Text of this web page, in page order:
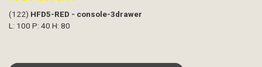
(122) HFD5-RED - console-3drawer
L: 100 P: 40 H: 80